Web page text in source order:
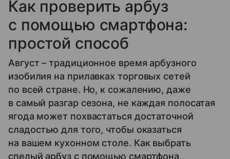
Как проверить арбуз
с помощью смартфона:
простой способ
Август – традиционное время арбузного
изобилия на прилавках торговых сетей
по всей стране. Но, к сожалению, даже
в самый разгар сезона, не каждая полосатая
ягода может похвастаться достаточной
сладостью для того, чтобы оказаться
на вашем кухонном столе. Как выбрать
спелый арбуз с помощью смартфона,